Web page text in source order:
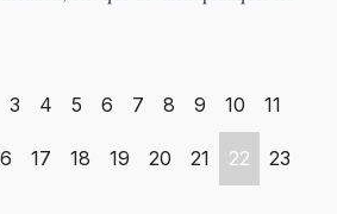
3 4 5 6 7 8 9 10 11
17 18 19 20 21 22 23